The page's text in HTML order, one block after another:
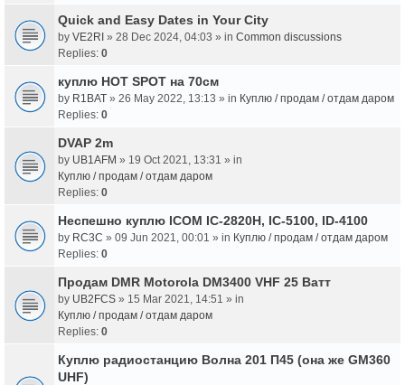
Quick and Easy Dates in Your City
by VE2RI » 28 Dec 2024, 04:03 » in Common discussions
Replies: 0
куплю HOT SPOT на 70см
by R1BAT » 26 May 2022, 13:13 » in Куплю / продам / отдам даром
Replies: 0
DVAP 2m
by UB1AFM » 19 Oct 2021, 13:31 » in
Куплю / продам / отдам даром
Replies: 0
Неспешно куплю ICOM IC-2820H, IC-5100, ID-4100
by RC3C » 09 Jun 2021, 00:01 » in Куплю / продам / отдам даром
Replies: 0
Продам DMR Motorola DM3400 VHF 25 Ватт
by UB2FCS » 15 Mar 2021, 14:51 » in
Куплю / продам / отдам даром
Replies: 0
Куплю радиостанцию Волна 201 П45 (она же GM360
UHF)